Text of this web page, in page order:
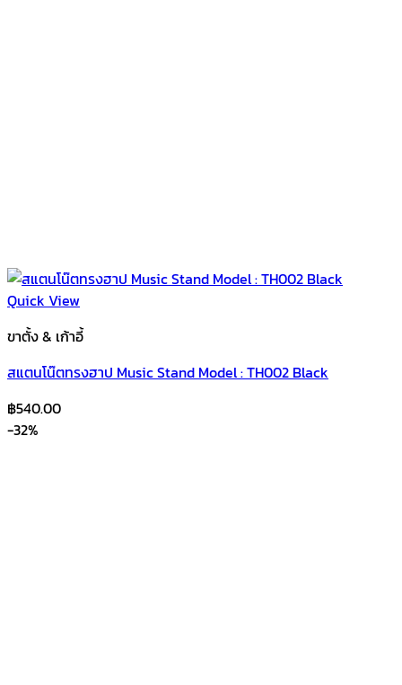
Quick View
ขาตั้ง & เก้าอี้
สแตนโน๊ตทรงฮาป Music Stand Model : TH002 Black
฿540.00
-32%